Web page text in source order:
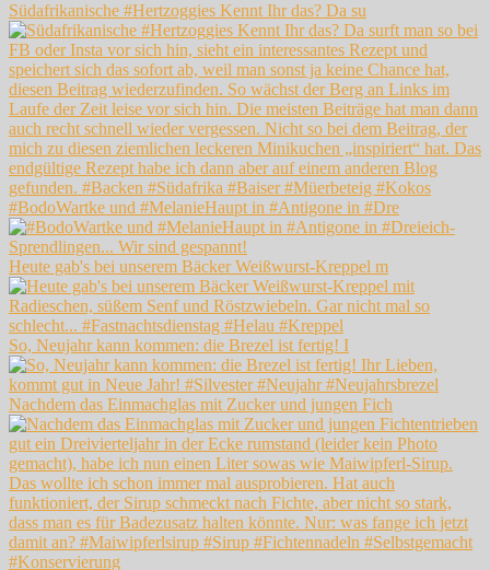
Südafrikanische #Hertzoggies Kennt Ihr das? Da su
#BodoWartke und #MelanieHaupt in #Antigone in #Dre
Heute gab's bei unserem Bäcker Weißwurst-Kreppel m
So, Neujahr kann kommen: die Brezel ist fertig! I
Nachdem das Einmachglas mit Zucker und jungen Fich